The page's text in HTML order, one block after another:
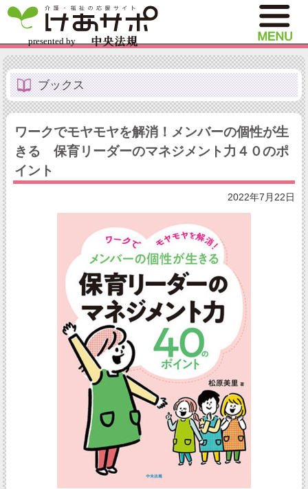
ブックス
ワークでモヤモヤを解消！メンバーの個性が生
きる 保育リーダーのマネジメント力４０のポ
イント
2022年7月22日